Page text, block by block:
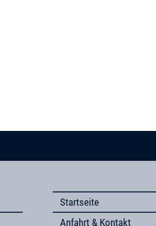
Startseite
Anfahrt & Kontakt